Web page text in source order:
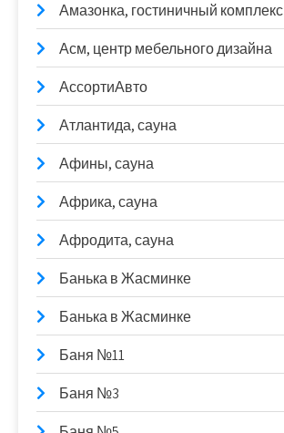
Амазонка, гостиничный комплекс
Асм, центр мебельного дизайна
АссортиАвто
Атлантида, сауна
Афины, сауна
Африка, сауна
Афродита, сауна
Банька в Жасминке
Банька в Жасминке
Баня №11
Баня №3